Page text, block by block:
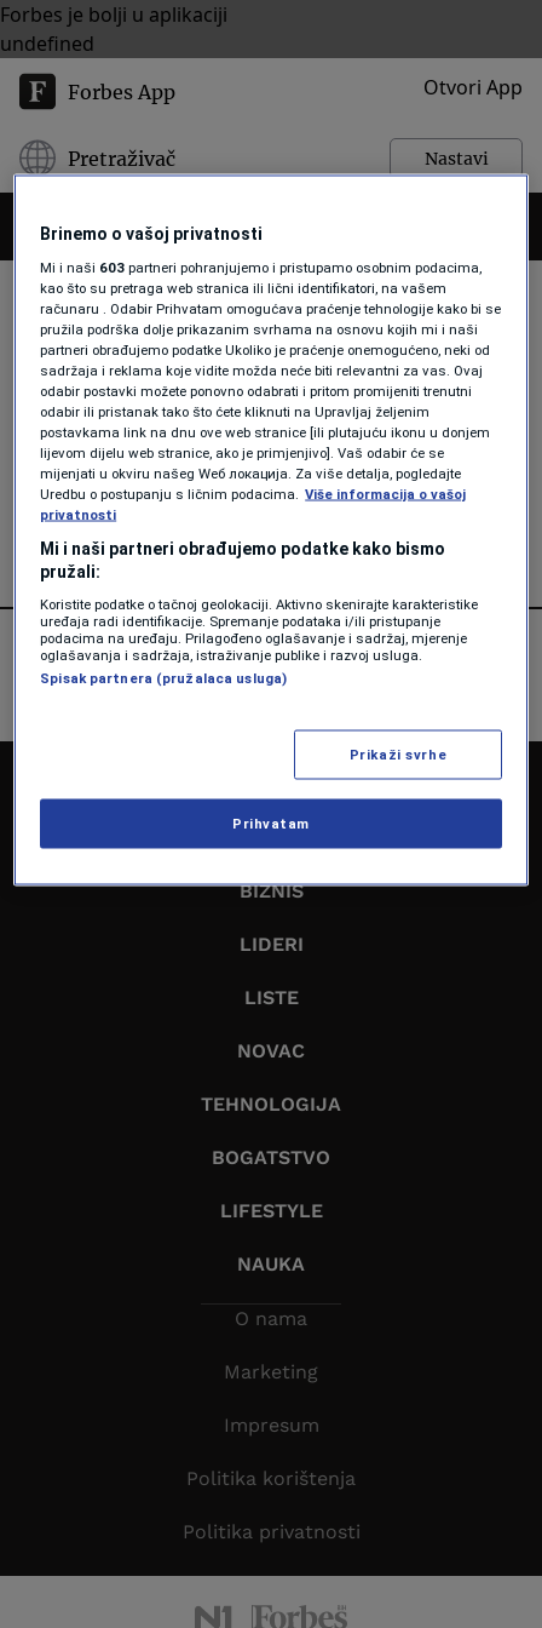
Forbes je bolji u aplikaciji
undefined
Forbes App Otvori App
Pretraživač Nastavi
INOSTRANSTVO
LISTE
Odselili biste negdje daleko? Ovo je
10 zemalja za život iz snova
NASLOVNA
BIZNIS
LIDERI
LISTE
NOVAC
TEHNOLOGIJA
BOGATSTVO
LIFESTYLE
NAUKA
O nama
Marketing
Impresum
Politika korištenja
Politika privatnosti
Brinemo o vašoj privatnosti
Mi i naši 603 partneri pohranjujemo i pristupamo osobnim podacima,
kao što su pretraga web stranica ili lični identifikatori, na vašem
računaru . Odabir Prihvatam omogućava praćenje tehnologije kako bi se
pružila podrška dolje prikazanim svrhama na osnovu kojih mi i naši
partneri obrađujemo podatke Ukoliko je praćenje onemogućeno, neki od
sadržaja i reklama koje vidite možda neće biti relevantni za vas. Ovaj
odabir postavki možete ponovno odabrati i pritom promijeniti trenutni
odabir ili pristanak tako što ćete kliknuti na Upravljaj željenim
postavkama link na dnu ove web stranice [ili plutajuću ikonu u donjem
lijevom dijelu web stranice, ako je primjenjivo]. Vaš odabir će se
mijenjati u okviru našeg Wеб локација. Za više detalja, pogledajte
Uredbu o postupanju s ličnim podacima.
Više informacija o vašoj
privatnosti
Mi i naši partneri obrađujemo podatke kako bismo
pružali:
Koristite podatke o tačnoj geolokaciji. Aktivno skenirajte karakteristike
uređaja radi identifikacije. Spremanje podataka i/ili pristupanje
podacima na uređaju. Prilagođeno oglašavanje i sadržaj, mjerenje
oglašavanja i sadržaja, istraživanje publike i razvoj usluga.
Spisak partnera (pružalaca usluga)
Prikaži svrhe
Prihvatam